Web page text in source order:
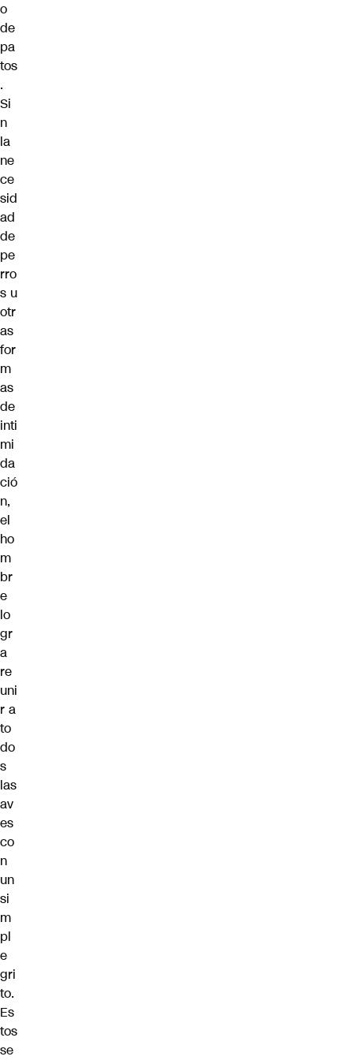
o
de
pa
tos
.
Si
n
la
ne
ce
sid
ad
de
pe
rro
s u
otr
as
for
m
as
de
inti
mi
da
ció
n,
el
ho
m
br
e
lo
gr
a
re
uni
r a
to
do
s
las
av
es
co
n
un
si
m
pl
e
gri
to.
Es
tos
se